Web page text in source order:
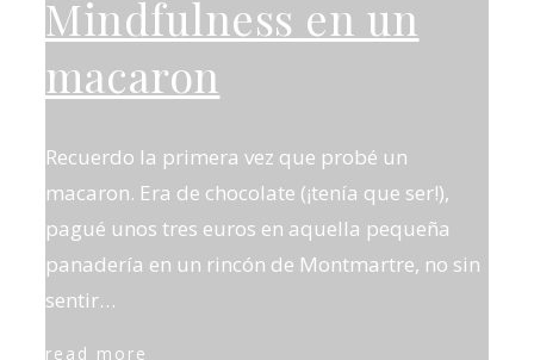
Mindfulness en un
macaron
Recuerdo la primera vez que probé un
macaron. Era de chocolate (¡tenía que ser!),
pagué unos tres euros en aquella pequeña
panadería en un rincón de Montmartre, no sin
sentir…
read more